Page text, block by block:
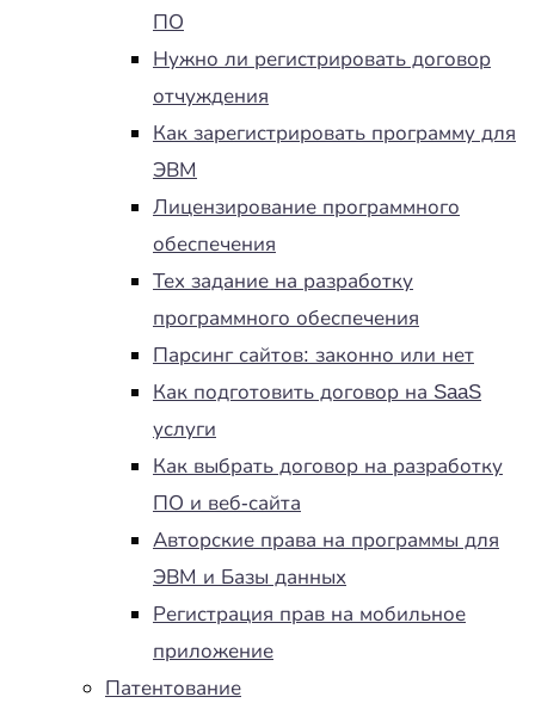
ПО
Нужно ли регистрировать договор
отчуждения
Как зарегистрировать программу для
ЭВМ
Лицензирование программного
обеспечения
Тех задание на разработку
программного обеспечения
Парсинг сайтов: законно или нет
Как подготовить договор на SaaS
услуги
Как выбрать договор на разработку
ПО и веб-сайта
Авторские права на программы для
ЭВМ и Базы данных
Регистрация прав на мобильное
приложение
Патентование